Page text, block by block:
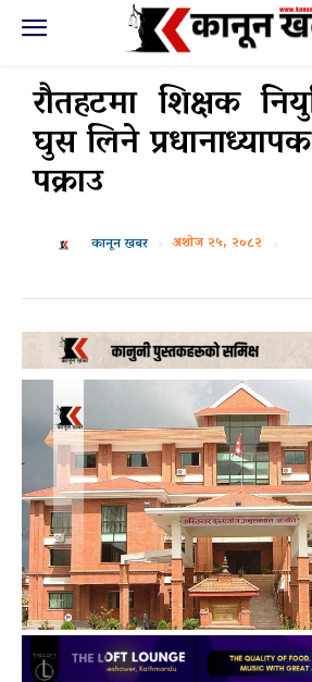
रौतहटमा शिक्षक
घुस लिने
पक्राउ
कानून खबर अशोज २५, २०८२